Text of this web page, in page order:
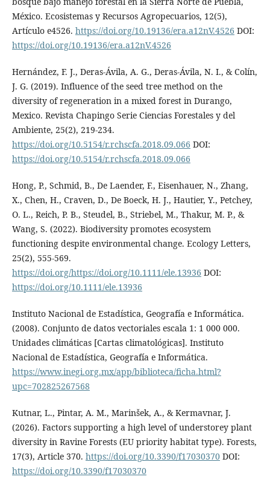
México. Ecosistemas y Recursos Agropecuarios, 12(5),
Artículo e4526. https://doi.org/10.19136/era.a12nV.4526 DOI:
https://doi.org/10.19136/era.a12nV.4526
Hernández, F. J., Deras-Ávila, A. G., Deras-Ávila, N. I., & Colín,
J. G. (2019). Influence of the seed tree method on the
diversity of regeneration in a mixed forest in Durango,
Mexico. Revista Chapingo Serie Ciencias Forestales y del
Ambiente, 25(2), 219-234.
https://doi.org/10.5154/r.rchscfa.2018.09.066 DOI:
https://doi.org/10.5154/r.rchscfa.2018.09.066
Hong, P., Schmid, B., De Laender, F., Eisenhauer, N., Zhang,
X., Chen, H., Craven, D., De Boeck, H. J., Hautier, Y., Petchey,
O. L., Reich, P. B., Steudel, B., Striebel, M., Thakur, M. P., &
Wang, S. (2022). Biodiversity promotes ecosystem
functioning despite environmental change. Ecology Letters,
25(2), 555-569.
https://doi.org/https://doi.org/10.1111/ele.13936 DOI:
https://doi.org/10.1111/ele.13936
Instituto Nacional de Estadística, Geografía e Informática.
(2008). Conjunto de datos vectoriales escala 1: 1 000 000.
Unidades climáticas [Cartas climatológicas]. Instituto
Nacional de Estadística, Geografía e Informática.
https://www.inegi.org.mx/app/biblioteca/ficha.html?
upc=702825267568
Kutnar, L., Pintar, A. M., Marinšek, A., & Kermavnar, J.
(2026). Factors supporting a high level of understorey plant
diversity in Ravine Forests (EU priority habitat type). Forests,
17(3), Article 370. https://doi.org/10.3390/f17030370DOI:
https://doi.org/10.3390/f17030370